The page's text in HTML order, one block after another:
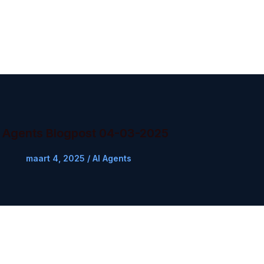
Agents Blogpost 04-03-2025
maart 4, 2025 / AI Agents